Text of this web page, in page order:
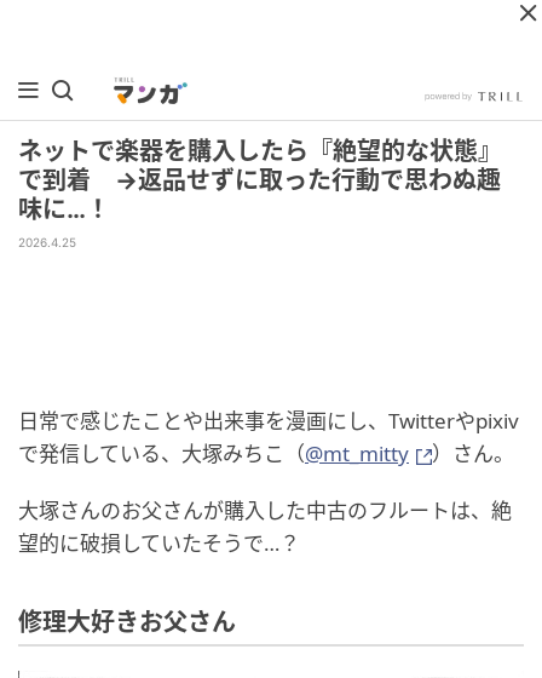
ネットで楽器を購入したら『絶望的な状態』
で到着 →返品せずに取った行動で思わぬ趣
味に…！
2026.4.25
日常で感じたことや出来事を漫画にし、Twitterやpixiv
で発信している、大塚みちこ（@mt_mitty ）さん。
大塚さんのお父さんが購入した中古のフルートは、絶
望的に破損していたそうで…？
修理大好きお父さん